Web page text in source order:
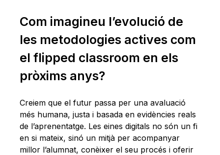
Com imagineu l’evolució de
les metodologies actives com
el flipped classroom en els
pròxims anys?
Creiem que el futur passa per una avaluació
més humana, justa i basada en evidències reals
de l’aprenentatge. Les eines digitals no són un fi
en si mateix, sinó un mitjà per acompanyar
millor l’alumnat, conèixer el seu procés i oferir